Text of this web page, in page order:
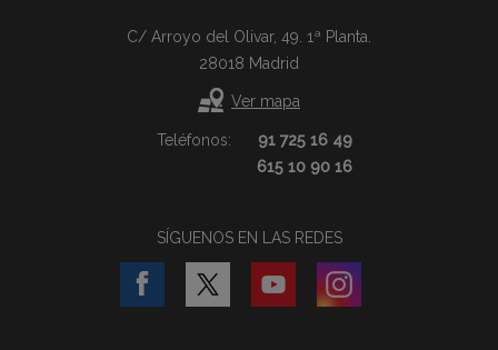
C/ Arroyo del Olivar, 49. 1ª Planta.
28018 Madrid
Ver mapa
Teléfonos:
91 725 16 49
615 10 90 16
SÍGUENOS EN LAS REDES